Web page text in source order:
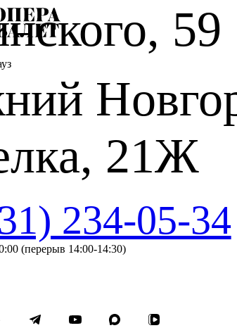
59
21Ж
234-05-34
(перерыв 14:00-14:30)